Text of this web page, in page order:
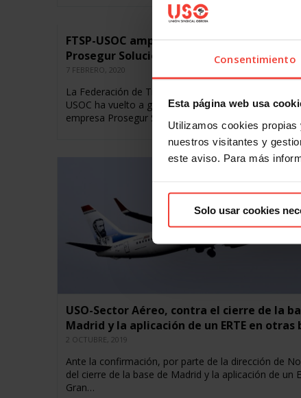
Consentimiento
Esta página web usa
Utilizamos cookies
nuestros visitantes y
este aviso. Para más
Solo usar cookies
FTSP-USOC amplía su mayoría absoluta en
Prosegur Soluciones en Barcelona
7 FEBRERO, 2020
La Federación de Trabajadores de Seguridad Privada
USOC ha vuelto a ganar las elecciones sindicales en
empresa Prosegur Soluciones de Barcelona, y…
USO-Sector Aéreo, contra el cierre de la
Madrid y la aplicación de un ERTE en otras
2 OCTUBRE, 2019
Ante la confirmación, por parte de la dirección de
del cierre de la base de Madrid y la aplicación de un
Gran…